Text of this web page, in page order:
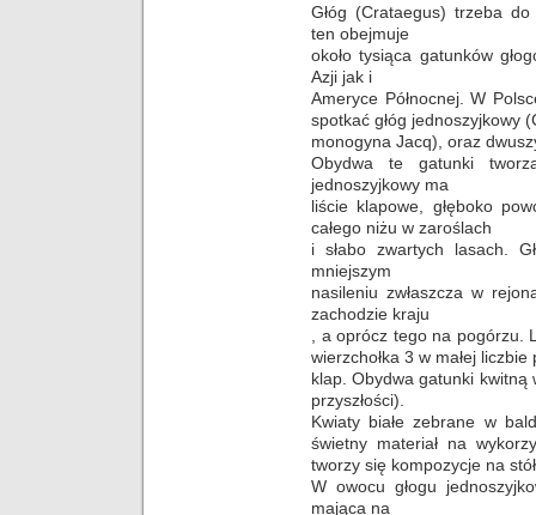
Głóg (Crataegus) trzeba
ten obejmuje
około tysiąca gatunków
Azji jak i
Ameryce Północnej. W
spotkać głóg jednoszyjkowy
monogyna Jacq), oraz
Obydwa te gatunki
jednoszyjkowy ma
liście klapowe, głęboko
całego niżu w zaroślach
i słabo zwartych lasach.
mniejszym
nasileniu zwłaszcza w
zachodzie kraju
, a oprócz tego na
wierzchołka 3 w małej
klap. Obydwa gatunki kwitną
przyszłości).
Kwiaty białe zebrane w
świetny materiał na
tworzy się kompozycje na
W owocu głogu
mająca na